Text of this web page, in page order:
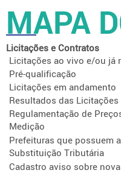
MAPA
Licitações e Contratos
Licitações ao vivo e/ou já
Pré-qualificação
Licitações em andamento
Resultados das Licitações
Regulamentação de
Medição
Prefeituras que possuem
Substituição Tributária
Cadastro aviso sobre